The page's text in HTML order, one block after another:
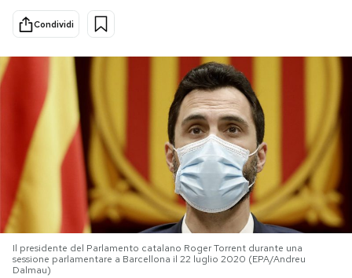
Sport
PODCAST
NEWSLETTER
I MIEI PREFERITI
SHOP
Condividi
Il presidente del Parlamento catalano Roger Torrent durante una
sessione parlamentare a Barcellona il 22 luglio 2020 (EPA/Andreu
Dalmau)